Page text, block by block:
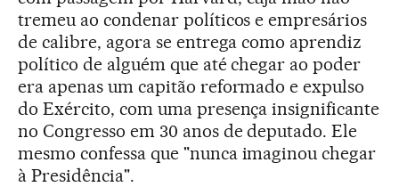
tremeu ao condenar políticos e empresários
de calibre, agora se entrega como aprendiz
político de alguém que até chegar ao poder
era apenas um capitão reformado e expulso
do Exército, com uma presença insignificante
no Congresso em 30 anos de deputado. Ele
mesmo confessa que "nunca imaginou chegar
à Presidência".